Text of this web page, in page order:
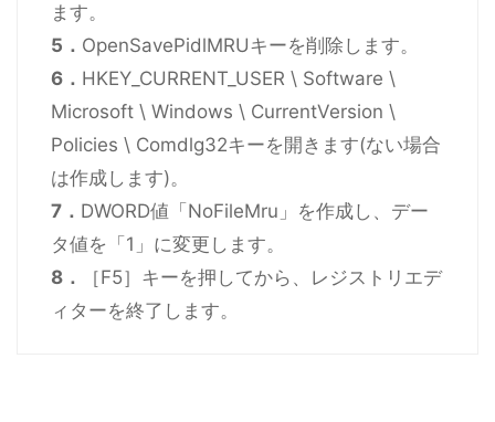
ます。
5． OpenSavePidlMRUキーを削除します。
6． HKEY_CURRENT_USER \ Software \
Microsoft \ Windows \ CurrentVersion \
Policies \ Comdlg32キーを開きます(ない場合
は作成します)。
7． DWORD値「NoFileMru」を作成し、デー
タ値を「1」に変更します。
8．
［F5］キーを押してから、レジストリエデ
ィターを終了します。